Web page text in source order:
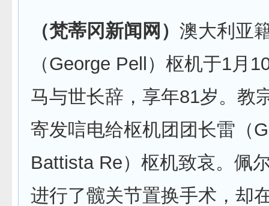
（梵蒂冈新闻网） 澳大利亚
（George Pell）枢机于1月
马与世长辞，享年81岁。教
寄发唁电给枢机团团长雷（
Battista Re）枢机致哀。佩
进行了髋关节置换手术，却